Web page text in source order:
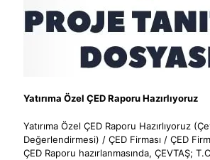
Yatırıma Özel ÇED Raporu Hazırlıyoruz
Yatırıma Özel ÇED Raporu Hazırlıyoruz
Değerlendirmesi) / ÇED Firması / ÇED
ÇED Raporu hazırlanmasında, ÇEVTAŞ;